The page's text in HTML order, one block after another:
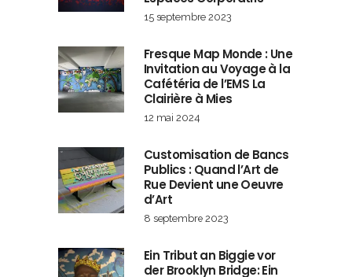
15 septembre 2023
Fresque Map Monde : Une
Invitation au Voyage à la
Cafétéria de l’EMS La
Clairière à Mies
12 mai 2024
Customisation de Bancs
Publics : Quand l’Art de
Rue Devient une Oeuvre
d’Art
8 septembre 2023
Ein Tribut an Biggie vor
der Brooklyn Bridge: Ein